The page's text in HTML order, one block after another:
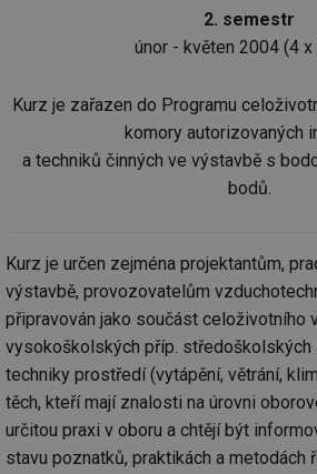
2. semestr
únor - květen 2004 (4 x
Kurz je zařazen do Programu
komory autorizovaných
a techniků činných ve výstavbě s
bodů.
Kurz je určen zejména projektantům,
výstavbě, provozovatelům
připravován jako součást celoživotního
vysokoškolských příp. středoškolských
techniky prostředí (vytápění, větrání,
těch, kteří mají znalosti na úrovni
určitou praxi v oboru a chtějí být
stavu poznatků, praktikách a metodách